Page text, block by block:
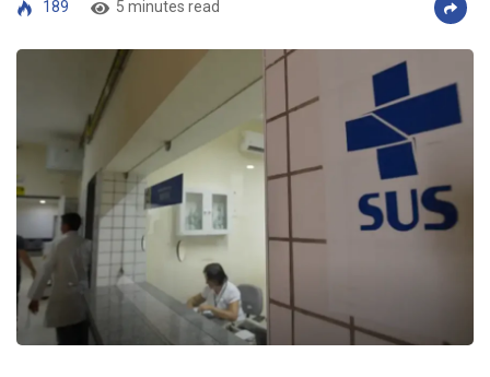
189
5 minutes read